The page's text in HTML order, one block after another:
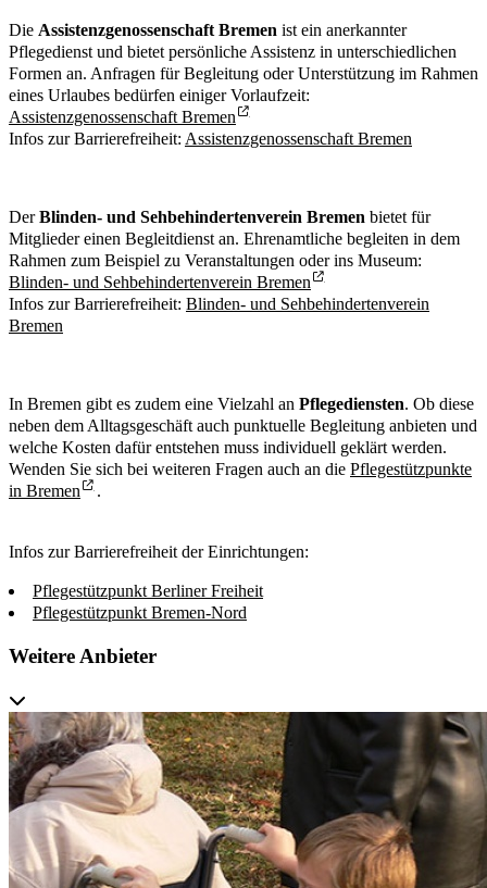
Die Assistenzgenossenschaft Bremen ist ein anerkannter
Pflegedienst und bietet persönliche Assistenz in unterschiedlichen
Formen an. Anfragen für Begleitung oder Unterstützung im Rahmen
eines Urlaubes bedürfen einiger Vorlaufzeit:
Assistenzgenossenschaft Bremen
Infos zur Barrierefreiheit: Assistenzgenossenschaft Bremen
DerBlinden- und Sehbehindertenverein Bremen bietet für
Mitglieder einen Begleitdienst an. Ehrenamtliche begleiten in dem
Rahmen zum Beispiel zu Veranstaltungen oder ins Museum:
Blinden- und Sehbehindertenverein Bremen
Infos zur Barrierefreiheit: Blinden- und Sehbehindertenverein
Bremen
In Bremen gibt es zudem eine Vielzahl an Pflegediensten. Ob diese
neben dem Alltagsgeschäft auch punktuelle Begleitung anbieten und
welche Kosten dafür entstehen muss individuell geklärt werden.
Wenden Sie sich bei weiteren Fragen auch an die Pflegestützpunkte
in Bremen
.
Infos zur Barrierefreiheit der Einrichtungen:
Pflegestützpunkt Berliner Freiheit
Pflegestützpunkt Bremen-Nord
Weitere Anbieter